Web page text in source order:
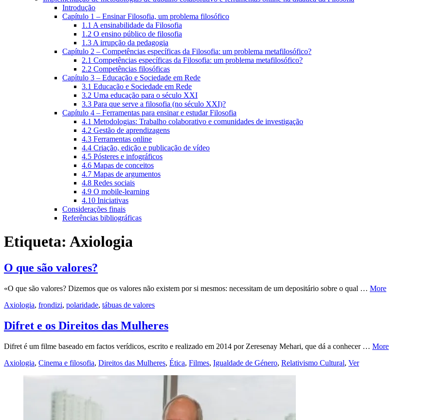
Introdução
Capítulo 1 – Ensinar Filosofia, um problema filosófico
1.1 A ensinabilidade da Filosofia
1.2 O ensino público de filosofia
1.3 A irrupção da pedagogia
Capítulo 2 – Competências específicas da Filosofia: um problema metafilosófico?
2.1 Competências específicas da Filosofia: um problema metafilosófico?
2.2 Competências filosóficas
Capítulo 3 – Educação e Sociedade em Rede
3.1 Educação e Sociedade em Rede
3.2 Uma educação para o século XXI
3.3 Para que serve a filosofia (no século XXI)?
Capítulo 4 – Ferramentas para ensinar e estudar Filosofia
4.1 Metodologias: Trabalho colaborativo e comunidades de investigação
4.2 Gestão de aprendizagens
4.3 Ferramentas online
4.4 Criação, edição e publicação de vídeo
4.5 Pósteres e infográficos
4.6 Mapas de conceitos
4.7 Mapas de argumentos
4.8 Redes sociais
4.9 O mobile-learning
4.10 Iniciativas
Considerações finais
Referências bibliográficas
Etiqueta: Axiologia
O que são valores?
«O que são valores? Dizemos que os valores não existem por si mesmos: necessitam de um depositário sobre o qual … More
Axiologia, frondizi, polaridade, tábuas de valores
Difret e os Direitos das Mulheres
Difret é um filme baseado em factos verídicos, escrito e realizado em 2014 por Zeresenay Mehari, que dá a conhecer … More
Axiologia, Cinema e filosofia, Direitos das Mulheres, Ética, Filmes, Igualdade de Género, Relativismo Cultural, Ver